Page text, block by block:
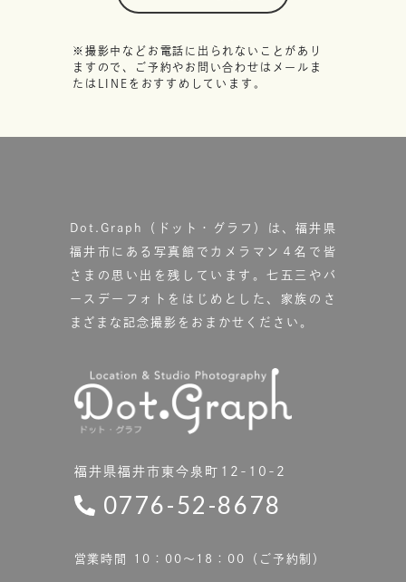
※撮影中などお電話に出られないことがあり
ますので、ご予約やお問い合わせはメールま
たはLINEをおすすめしています。
Dot.Graph（ドット・グラフ）は、福井県
福井市にある写真館で カメラマン４名で皆
さまの思い出を残しています。七五三やバ
ースデーフォトをはじめとした、家族のさ
まざまな記念撮影をおまかせください。
福井県福井市東今泉町12-10-2
0776-52-8678
営業時間 10：00〜18：00（ご予約制）